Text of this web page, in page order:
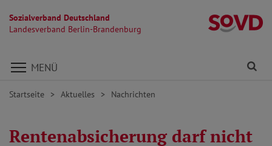
Sozialverband Deutschland
Landesverband Berlin-Brandenburg
Direkt zu den Inhalten springen
MENÜ
Startseite Aktuelles Nachrichten
Rentenabsicherung darf nicht